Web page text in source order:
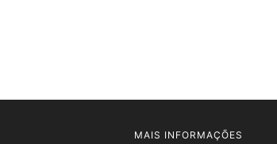
MAIS INFORMAÇÕES